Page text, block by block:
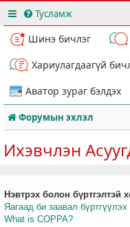
Тусламж
Шинэ бичлэг
Хариулагдаагүй
Аватор зураг бэлдэх
Форумын эхлэл
Ихэвчлэн
Нэвтрэх болон бүртгэлтэй
Яагаад би заавал бүртгүүлэх
What is COPPA?